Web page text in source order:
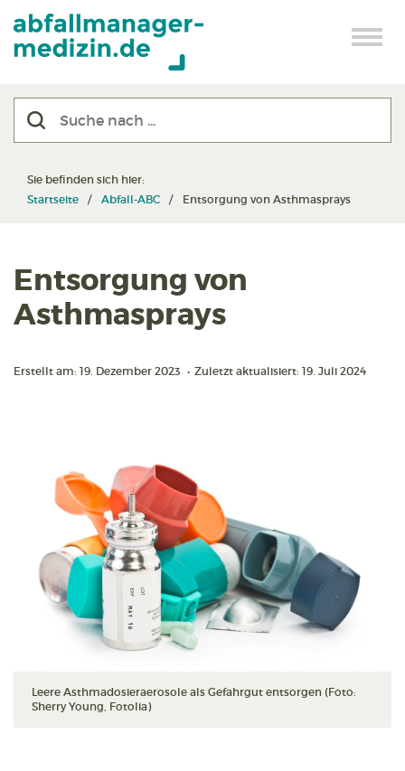
Sie befinden sich hier:
Startseite
Abfall-ABC Entsorgung von Asthmasprays
Entsorgung von
Asthmasprays
Erstellt am: 19. Dezember 2023 • Zuletzt aktualisiert: 19. Juli 2024
Leere Asthmadosieraerosole als Gefahrgut entsorgen (Foto:
Sherry Young, Fotolia)